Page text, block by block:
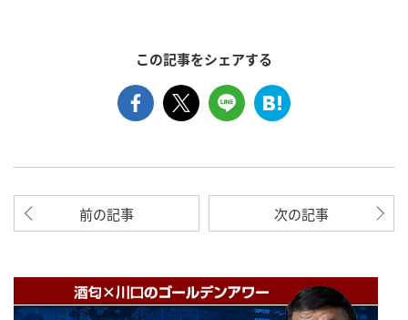
この記事をシェアする
前の記事 次の記事